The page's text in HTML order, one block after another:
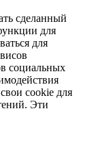
сделанный
для
для
социальных
cookie для
Эти